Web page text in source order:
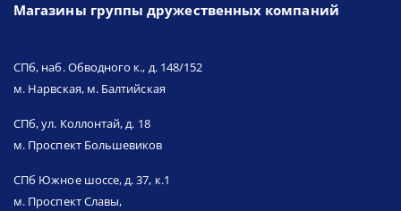
Магазины группы дружественных компаний
СПб, наб. Обводного к., д. 148/152
м. Нарвская, м. Балтийская
СПб, ул. Коллонтай, д. 18
м. Проспект Большевиков
СПб Южное шоссе, д. 37, к.1
м. Проспект Славы,